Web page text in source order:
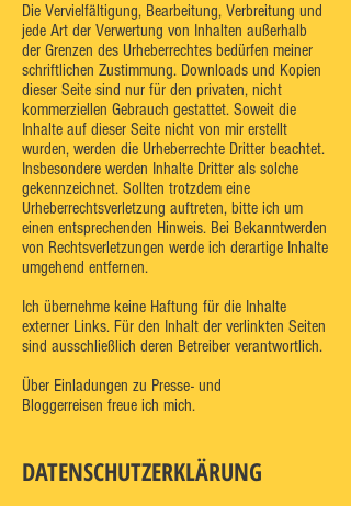
Die Vervielfältigung, Bearbeitung, Verbreitung und
jede Art der Verwertung von Inhalten außerhalb
der Grenzen des Urheberrechtes bedürfen meiner
schriftlichen Zustimmung. Downloads und Kopien
dieser Seite sind nur für den privaten, nicht
kommerziellen Gebrauch gestattet. Soweit die
Inhalte auf dieser Seite nicht von mir erstellt
wurden, werden die Urheberrechte Dritter beachtet.
Insbesondere werden Inhalte Dritter als solche
gekennzeichnet. Sollten trotzdem eine
Urheberrechtsverletzung auftreten, bitte ich um
einen entsprechenden Hinweis. Bei Bekanntwerden
von Rechtsverletzungen werde ich derartige Inhalte
umgehend entfernen.
Ich übernehme keine Haftung für die Inhalte
externer Links. Für den Inhalt der verlinkten Seiten
sind ausschließlich deren Betreiber verantwortlich.
Über Einladungen zu Presse- und
Bloggerreisen freue ich mich.
DATENSCHUTZERKLÄRUNG